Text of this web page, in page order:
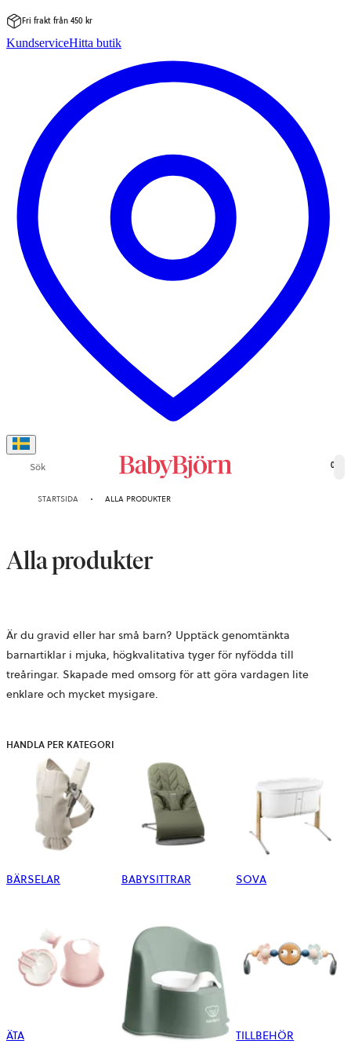
till
Fri frakt från 450 kr
KundserviceHitta butik
Sök 0
STARTSIDA ALLA PRODUKTER
Alla produkter
Är du gravid eller har små barn? Upptäck genomtänkta
barnartiklar i mjuka, högkvalitativa tyger för nyfödda till
treåringar. Skapade med omsorg för att göra vardagen lite
enklare och mycket mysigare.
HANDLA PER KATEGORI
BÄRSELAR BABYSITTRAR SOVA
ÄTA TILLBEHÖR